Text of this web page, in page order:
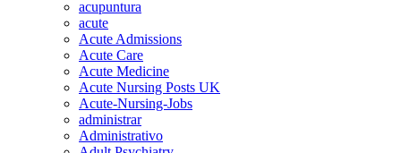
acupuntura
acute
Acute Admissions
Acute Care
Acute Medicine
Acute Nursing Posts UK
Acute-Nursing-Jobs
administrar
Administrativo